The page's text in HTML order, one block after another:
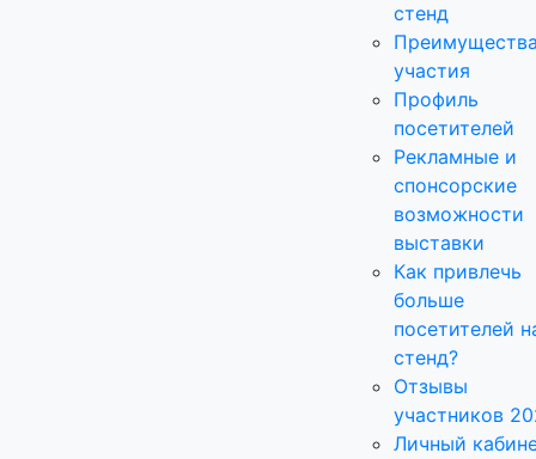
стенд
участия
Профиль
посетителей
Рекламные и
спонсорские
возможности
выставки
Как привлечь
больше
посетителей
стенд?
Отзывы
участников
Личный